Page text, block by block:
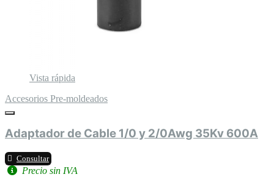
Vista rápida
Accesorios Pre-moldeados
Adaptador de Cable 1/0 y 2/0Awg 35Kv 600A
Consultar
Precio sin IVA